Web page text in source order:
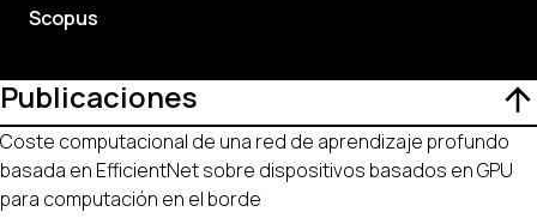
Scopus
Publicaciones
Coste computacional de una red de aprendizaje profundo
basada en EfficientNet sobre dispositivos basados en GPU
para computación en el borde